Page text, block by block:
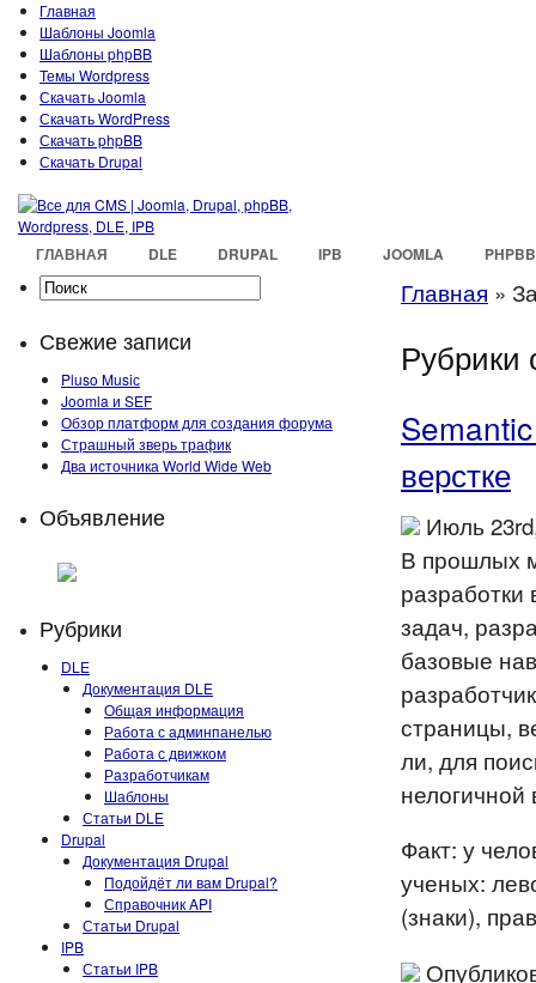
Главная
Шаблоны Joomla
Шаблоны phpBB
Темы Wordpress
Скачать Joomla
Скачать WordPress
Скачать phpBB
Скачать Drupal
ГЛАВНАЯ DLE DRUPAL IPB JOOMLA PHPBB
Свежие записи
Pluso Musiс
Joomla и SEF
Обзор платформ для создания форума
Страшный зверь трафик
Два источника World Wide Web
Объявление
Рубрики
DLE
Документация DLE
Общая информация
Работа с админпанелью
Работа с движком
Разработчикам
Шаблоны
Статьи DLE
Drupal
Документация Drupal
Подойдёт ли вам Drupal?
Справочник API
Статьи Drupal
IPB
Статьи IPB
Главная »
Рубрики
верстке
Июль
В прошлых
задач,
базовые
страницы,
ли, для
нелогичной
Факт: у
ученых:
(знаки),